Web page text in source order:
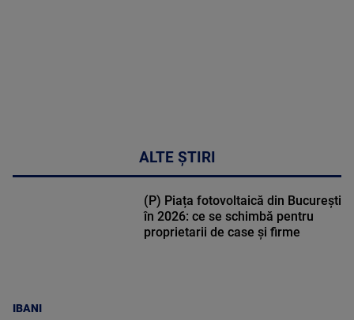
ALTE ȘTIRI
IBANI
(P) Piața fotovoltaică din București
în 2026: ce se schimbă pentru
proprietarii de case și firme